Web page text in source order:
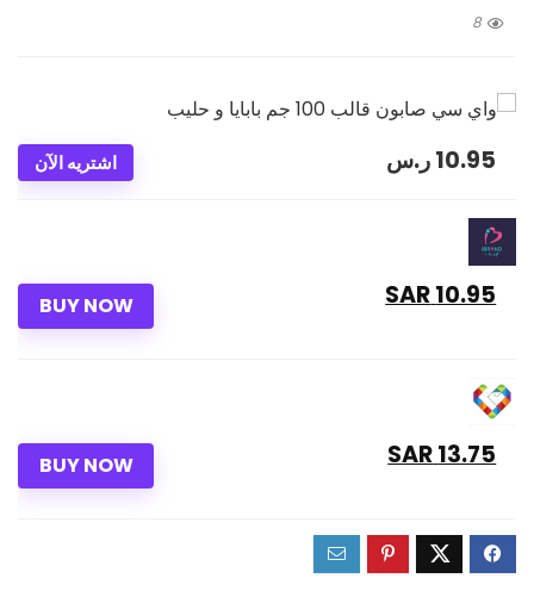
8
اشتريه الآن 10.95ر.س
BUY NOW 10.95 SAR
BUY NOW 13.75 SAR